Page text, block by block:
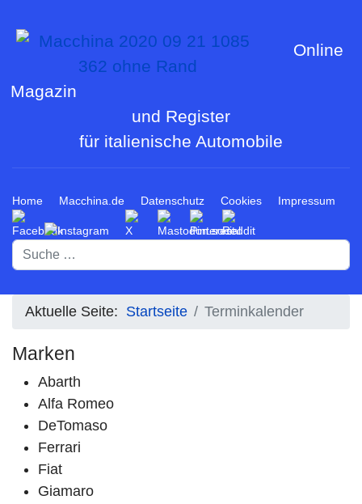
Online
Magazin
und Register
für italienische Automobile
Home Macchina.de Datenschutz Cookies Impressum
Suchen
Aktuelle Seite: Startseite Terminkalender
Marken
Abarth
Alfa Romeo
DeTomaso
Ferrari
Fiat
Giamaro